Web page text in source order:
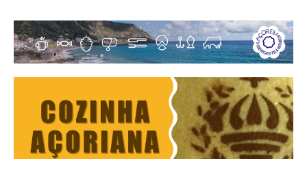
content
Cultura Gastronómica dos Açores